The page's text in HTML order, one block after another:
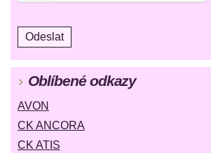
Oblíbené odkazy
AVON
CK ANCORA
CK ATIS